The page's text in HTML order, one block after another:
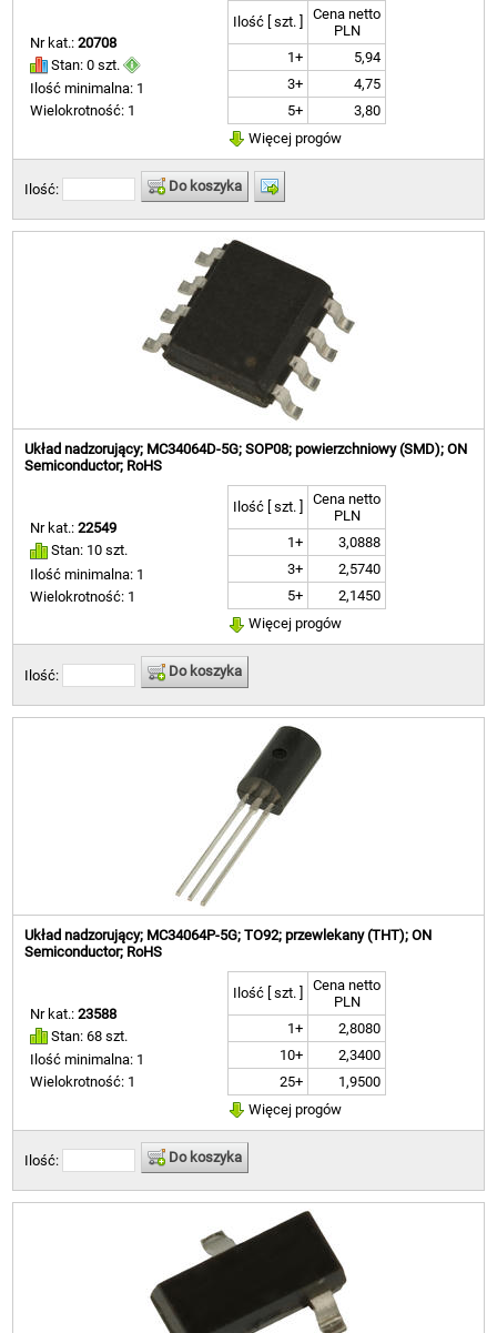
Nr kat.:20708
Stan: 0 szt.
Ilość minimalna: 1
Wielokrotność: 1
Ilość [ szt. ]
Cena netto
PLN
1+
5,94
3+
4,75
5+
3,80
Więcej progów
Ilość: Do koszyka
Układ nadzorujący; MC34064D-5G; SOP08; powierzchniowy (SMD); ON
Semiconductor; RoHS
Nr kat.:22549
Stan: 10 szt.
Ilość minimalna: 1
Wielokrotność: 1
Ilość [ szt. ]
Cena netto
PLN
1+
3,0888
3+
2,5740
5+
2,1450
Więcej progów
Ilość: Do koszyka
Układ nadzorujący; MC34064P-5G; TO92; przewlekany (THT); ON
Semiconductor; RoHS
Nr kat.:23588
Stan: 68 szt.
Ilość minimalna: 1
Wielokrotność: 1
Ilość [ szt. ]
Cena netto
PLN
1+
2,8080
10+
2,3400
25+
1,9500
Więcej progów
Ilość: Do koszyka